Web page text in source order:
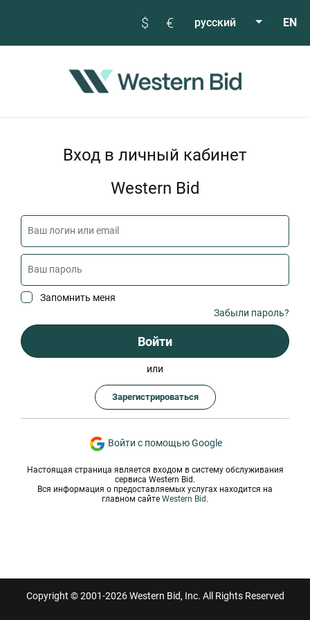
$ € русский EN
Вход в личный кабинет
Western Bid
Запомнить меня
Забыли пароль?
Войти
или
Зарегистрироваться
Войти с помощью Google
Настоящая страница является входом в систему обслуживания
сервиса Western Bid.
Вся информация о предоставляемых услугах находится на
главном сайте Western Bid.
Copyright © 2001-2026 Western Bid, Inc. All Rights Reserved